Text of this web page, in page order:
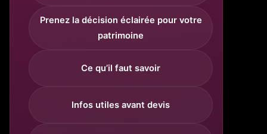
Prenez la décision éclairée pour votre
patrimoine
Ce qu’il faut savoir
Infos utiles avant devis